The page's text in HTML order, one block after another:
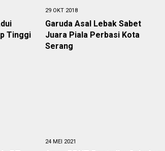
Tinggi
29 OKT 2018
Garuda Asal Lebak Sabet
Juara Piala Perbasi Kota
Serang
24 MEI 2021